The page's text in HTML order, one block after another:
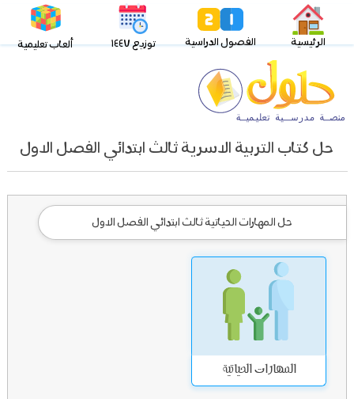
الرئيسية الفصول الدراسية توزيع ١٤٤٧ ألعاب تعليمية
حل كتاب التربية الاسرية ثالث ابتدائي الفصل الاول
حل المهارات الحياتية ثالث ابتدائي الفصل الاول
المهارات الحياتية